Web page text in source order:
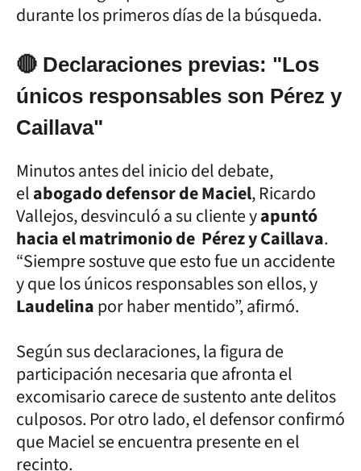
durante los primeros días de la búsqueda.
🔴 Declaraciones previas: "Los
únicos responsables son Pérez y
Caillava"
Minutos antes del inicio del debate,
elabogado defensor de Maciel, Ricardo
Vallejos, desvinculó a su cliente yapuntó
hacia el matrimonio de Pérez y Caillava.
“Siempre sostuve que esto fue un accidente
y que los únicos responsables son ellos, y
Laudelinapor haber mentido”, afirmó.
Según sus declaraciones, la figura de
participación necesaria que afronta el
excomisario carece de sustento ante delitos
culposos. Por otro lado, el defensor confirmó
que Maciel se encuentra presente en el
recinto.